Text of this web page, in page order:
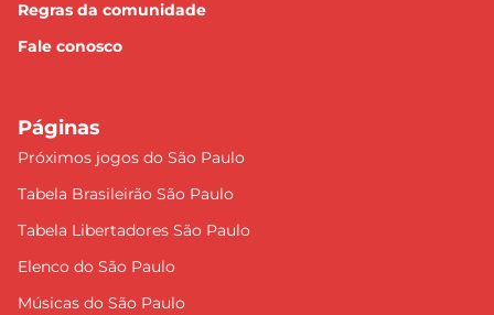
Regras da comunidade
Fale conosco
Páginas
Próximos jogos do São Paulo
Tabela Brasileirão São Paulo
Tabela Libertadores São Paulo
Elenco do São Paulo
Músicas do São Paulo